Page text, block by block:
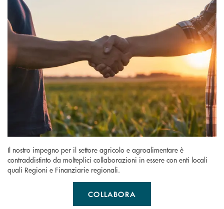
Il nostro impegno per il settore agricolo e agroalimentare è
contraddistinto da molteplici collaborazioni in essere con enti locali
quali Regioni e Finanziarie regionali.
COLLABORA